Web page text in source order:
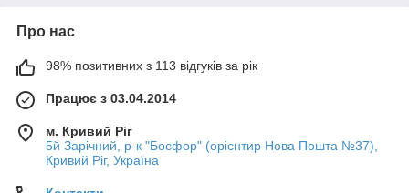
Про нас
98% позитивних з 113 відгуків за рік
Працює з 03.04.2014
м. Кривий Ріг
5й Зарічний, р-к "Босфор" (орієнтир Нова Пошта №37),
Кривий Ріг, Україна